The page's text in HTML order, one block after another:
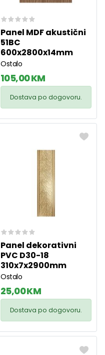
Panel MDF akustični
51BC
600x2800x14mm
Ostalo
105,00 KM
Dostava po dogovoru.
Panel dekorativni
PVC D30-18
310x7x2900mm
Ostalo
25,00 KM
Dostava po dogovoru.